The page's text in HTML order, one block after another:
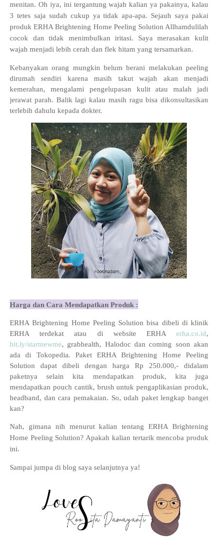
menitan. Oh iya, ini tergantung wajah kalian ya pakainya, kalau
3 tetes saja sudah cukup ya tidak apa-apa. Sejauh saya pakai
produkERHA Brightening Home Peeling Solution Allhamdulilah
cocok dan tidak menimbulkan iritasi. Saya merasakan kulit
wajah menjadi lebih cerah dan flek hitam yang tersamarkan.
Kebanyakan orang mungkin belum berani melakukan peeling
dirumah sendiri karena masih takut wajah akan menjadi
kemerahan, mengalami pengelupasan kulit atau malah jadi
jerawat parah. Balik lagi kalau masih ragu bisa dikonsultasikan
terlebih dahulu kepada dokter.
Harga dan Cara Mendapatkan Produk :
ERHA Brightening Home Peeling Solution bisa dibeli di klinik
ERHA terdekat atau di website ERHA erha.co.id,
bit.ly/startnewme, grabhealth, Halodoc dan coming soon akan
ada di Tokopedia. Paket ERHA Brightening Home Peeling
Solution dapat dibeli dengan harga Rp 250.000,- didalam
paketnya selain kita mendapatkan produk, kita juga
mendapatkan pouch cantik, brush untuk pengaplikasian produk,
headband, dan cara pemakaian. So, udah paket lengkap banget
kan?
Nah, gimana nih menurut kalian tentangERHA Brightening
Home Peeling Solution? Apakah kalian tertarik mencoba produk
ini.
Sampai jumpa di blog saya selanjutnya ya!